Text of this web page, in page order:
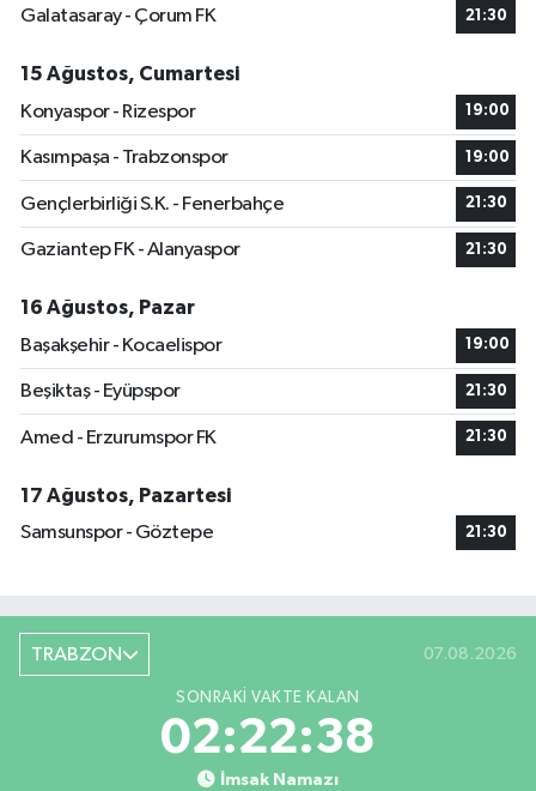
Galatasaray - Çorum FK
21:30
15 Ağustos, Cumartesi
Konyaspor - Rizespor
19:00
Kasımpaşa - Trabzonspor 19:00
Gençlerbirliği S.K. - Fenerbahçe 21:30
Gaziantep FK - Alanyaspor 21:30
16 Ağustos, Pazar
Başakşehir - Kocaelispor
19:00
Beşiktaş - Eyüpspor 21:30
Amed - Erzurumspor FK 21:30
17 Ağustos, Pazartesi
Samsunspor - Göztepe
21:30
TRABZON 07.08.2026
SONRAKI VAKTE KALAN
02:22:37
İmsak Namazı